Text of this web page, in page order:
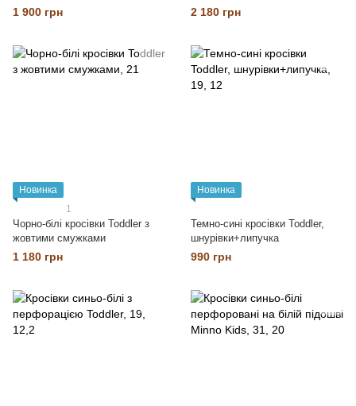
1 900 грн 2 180 грн
Новинка
1
Чорно-білі кросівки Toddler з
жовтими смужками
1 180 грн
Новинка
Темно-сині кросівки Toddler,
шнурівки+липучка
990 грн